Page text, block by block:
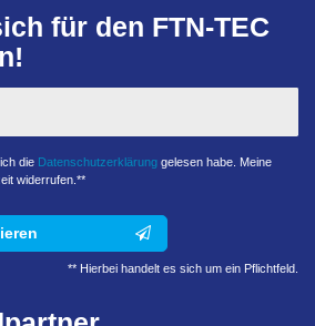
für den FTN-TEC
die Daten­schutz­erklärunggelesen habe. Meine
widerrufen.**
** Hierbei handelt es sich um ein Pflichtfeld.